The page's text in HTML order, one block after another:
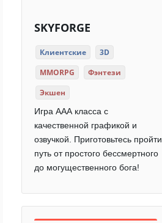
SKYFORGE
Клиентские
3D
MMORPG
Фэнтези
Экшен
Игра ААА класса с
качественной графикой и
озвучкой. Приготовьтесь пройти
путь от простого бессмертного
до могущественного бога!